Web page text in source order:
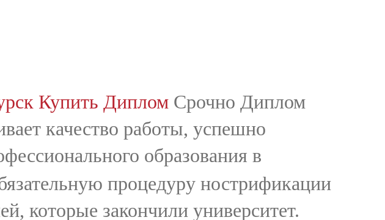
Купить Диплом Срочно Диплом
качество работы, успешно
образования в
процедуру нострификации
которые закончили университет.